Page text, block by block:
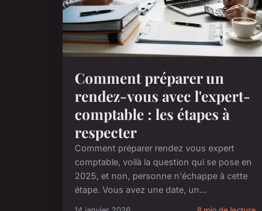
Comment préparer un
rendez-vous avec l'expert-
comptable : les étapes à
respecter
Comment préparer rendez vous expert
comptable, voilà la question qui se pose en
2025, et non, personne n'échappe à cette
étape. Vous avez une date, un...